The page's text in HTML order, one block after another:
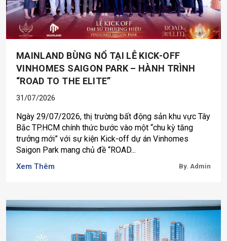
MAINLAND BÙNG NỔ TẠI LỄ KICK-OFF
VINHOMES SAIGON PARK – HÀNH TRÌNH
“ROAD TO THE ELITE”
31/07/2026
Ngày 29/07/2026, thị trường bất động sản khu vực Tây
Bắc TP.HCM chính thức bước vào một “chu kỳ tăng
trưởng mới” với sự kiện Kick-off dự án Vinhomes
Saigon Park mang chủ đề “ROAD...
Xem Thêm By. Admin